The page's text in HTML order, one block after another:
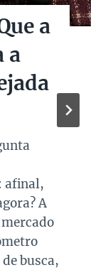
a
a
afinal,
A
busca,